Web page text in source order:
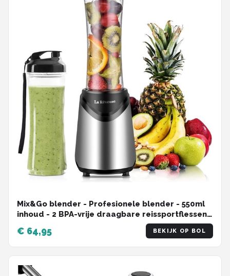
Mix&Go blender - Profesionele blender - 550ml
inhoud - 2 BPA-vrije draagbare reissportflessen -
300W vermogen - 4 Messen van roestvrij staal -
ABS -
€ 64,95 BEKIJK OP BOL